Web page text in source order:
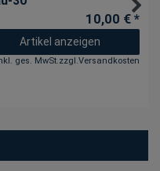
10,00 € *
Artikel anzeigen
ges. MwSt.zzgl.Versandkosten